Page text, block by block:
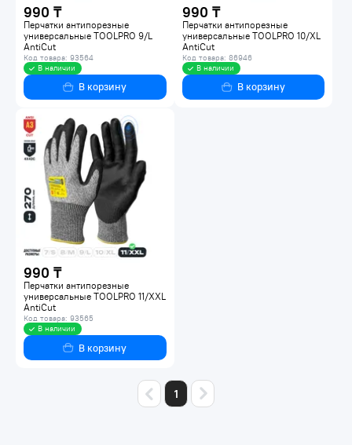
990 ₸
Перчатки антипорезные
универсальные TOOLPRO 9/L
AntiCut
Код товара: 93564
В наличии
В корзину
990 ₸
Перчатки антипорезные
универсальные TOOLPRO 10/XL
AntiCut
Код товара: 86946
В наличии
В корзину
990 ₸
Перчатки антипорезные
универсальные TOOLPRO 11/XXL
AntiCut
Код товара: 93565
В наличии
В корзину
1